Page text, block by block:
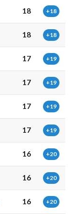
18 +18
18 +18
17 +19
17 +19
17 +19
17 +19
16 +20
16 +20
16 +20